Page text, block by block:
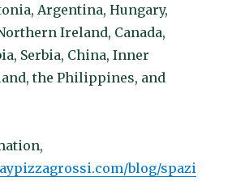
Argentina, Hungary,
Ireland, Canada,
Serbia, China, Inner
the Philippines, and
blog/spazi